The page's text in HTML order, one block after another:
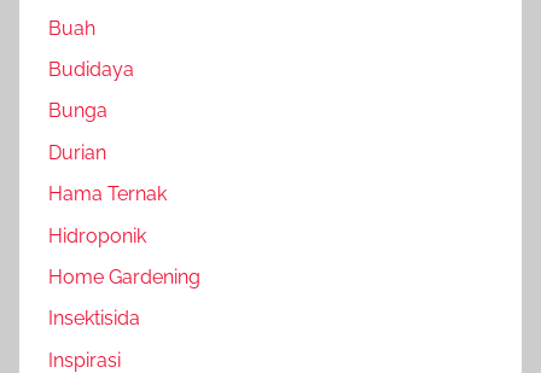
Buah
Budidaya
Bunga
Durian
Hama Ternak
Hidroponik
Home Gardening
Insektisida
Inspirasi